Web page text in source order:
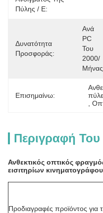
Πύλης / Ε:
Δυνατότητα
Προσφοράς:
Ανά
PC
Του
2000/
Μήνας
Επισημαίνω:
,
Περιγραφή Του
Ανθεκτικός οπτικός
εισιτηρίων κινηματογράφου
Προδιαγραφές προϊόντος για